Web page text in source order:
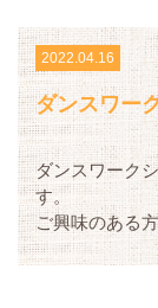
2022.04.16
ダンスワー
ダンスワーク
す。
ご興味のある